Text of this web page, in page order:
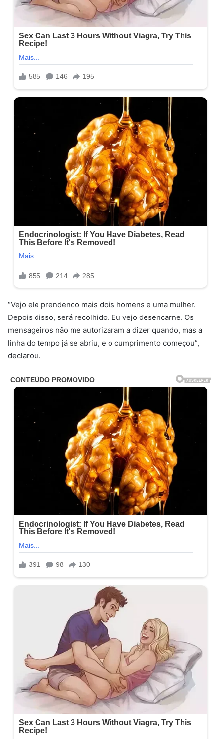
“Vejo ele prendendo mais dois homens e uma mulher.
Depois disso, será recolhido. Eu vejo desencarne. Os
mensageiros não me autorizaram a dizer quando, mas a
linha do tempo já se abriu, e o cumprimento começou”,
declarou.